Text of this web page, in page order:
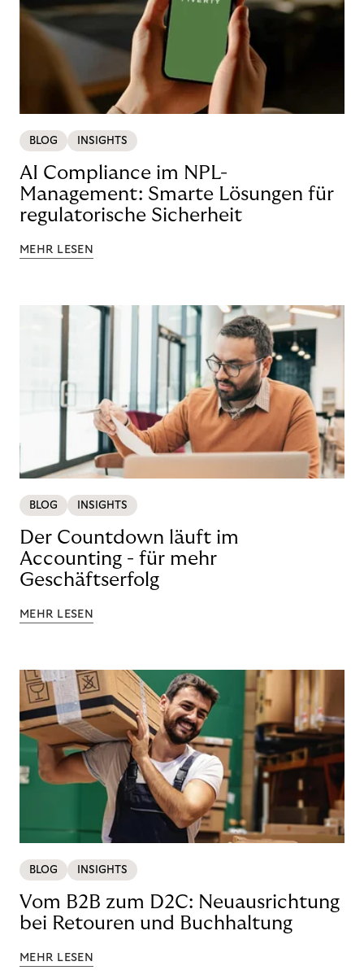
BLOG INSIGHTS
AI Compliance im NPL-
Management: Smarte Lösungen für
regulatorische Sicherheit
MEHR LESEN
BLOG INSIGHTS
Der Countdown läuft im
Accounting - für mehr
Geschäftserfolg
MEHR LESEN
BLOG INSIGHTS
Vom B2B zum D2C: Neuausrichtung
bei Retouren und Buchhaltung
MEHR LESEN